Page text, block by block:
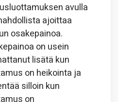
avulla
ajoittaa
osakepainoa.
on usein
lisätä kun
on heikointa ja
silloin kun
on